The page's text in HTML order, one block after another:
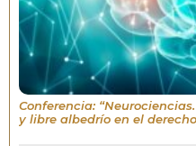
Conferencia:
y libre albedrío en el